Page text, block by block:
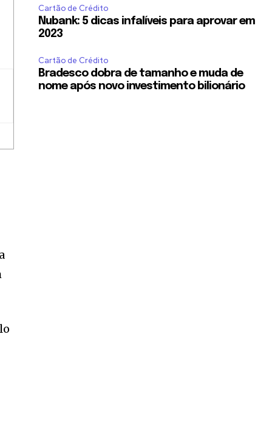
Cartão de Crédito
Nubank: 5 dicas infalíveis para aprovar em
2023
Cartão de Crédito
Bradesco dobra de tamanho e muda de
nome após novo investimento bilionário